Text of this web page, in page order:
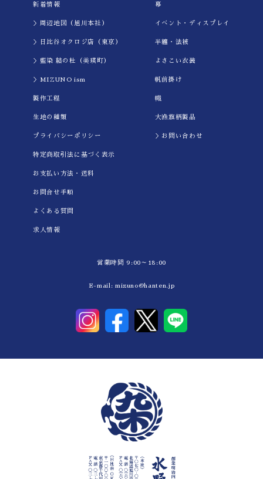
新着情報
＞周辺地図（旭川本社）
＞日比谷オクロジ店（東京）
＞藍染 結の杜（美瑛町）
＞MIZUNO ism
製作工程
生地の種類
プライバシーポリシー
特定商取引法に基づく表示
お支払い方法・送料
お問合せ手順
よくある質問
求人情報
幕
イべント・ディスプレイ
半纏・法被
よさこい衣装
帆前掛け
幟
大漁旗柄製品
＞お問い合わせ
営業時間 9:00～18:00
E-mail: mizuno@hanten.jp